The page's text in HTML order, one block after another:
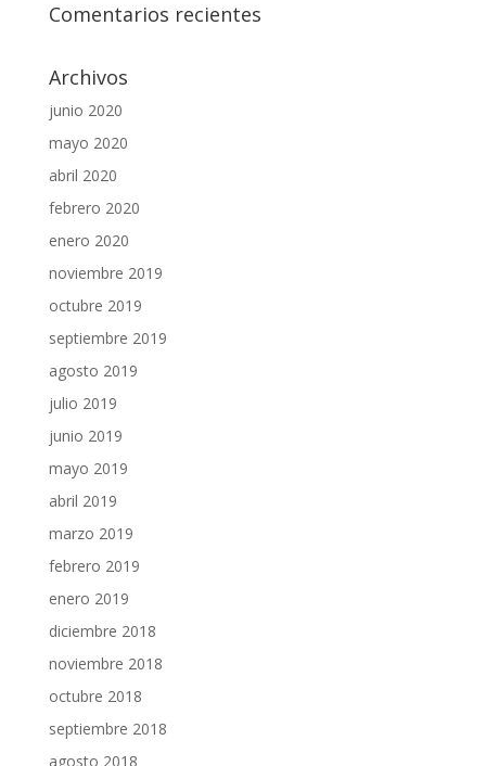
Comentarios recientes
Archivos
junio 2020
mayo 2020
abril 2020
febrero 2020
enero 2020
noviembre 2019
octubre 2019
septiembre 2019
agosto 2019
julio 2019
junio 2019
mayo 2019
abril 2019
marzo 2019
febrero 2019
enero 2019
diciembre 2018
noviembre 2018
octubre 2018
septiembre 2018
agosto 2018